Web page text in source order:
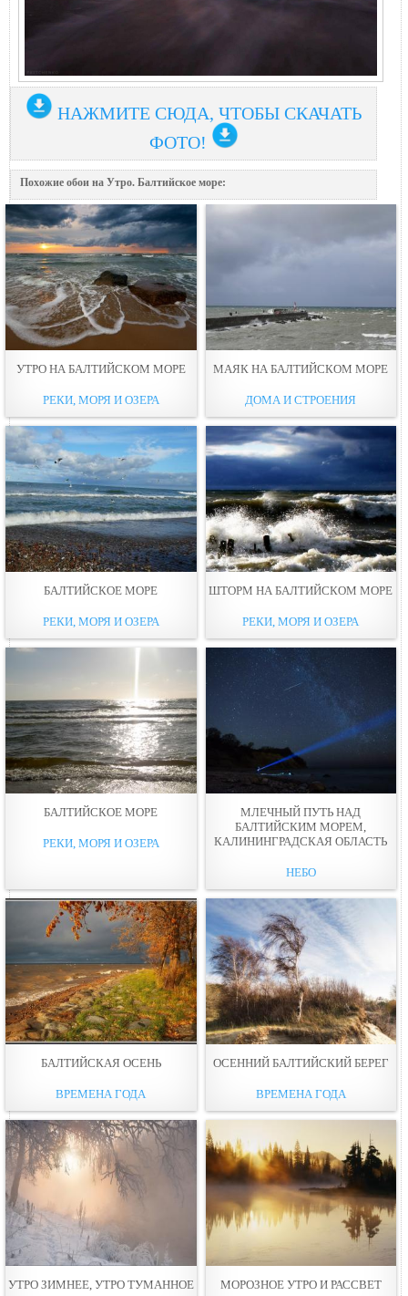
НАЖМИТЕ СЮДА, ЧТОБЫ СКАЧАТЬ
ФОТО!
Похожие обои на Утро. Балтийское море:
УТРО НА БАЛТИЙСКОМ МОРЕ
РЕКИ, МОРЯ И ОЗЕРА
МАЯК НА БАЛТИЙСКОМ МОРЕ
ДОМА И СТРОЕНИЯ
БАЛТИЙСКОЕ МОРЕ
РЕКИ, МОРЯ И ОЗЕРА
ШТОРМ НА БАЛТИЙСКОМ МОРЕ
РЕКИ, МОРЯ И ОЗЕРА
БАЛТИЙСКОЕ МОРЕ
РЕКИ, МОРЯ И ОЗЕРА
МЛЕЧНЫЙ ПУТЬ НАД
БАЛТИЙСКИМ МОРЕМ,
КАЛИНИНГРАДСКАЯ ОБЛАСТЬ
НЕБО
БАЛТИЙСКАЯ ОСЕНЬ
ВРЕМЕНА ГОДА
ОСЕННИЙ БАЛТИЙСКИЙ БЕРЕГ
ВРЕМЕНА ГОДА
УТРО ЗИМНЕЕ, УТРО ТУМАННОЕ МОРОЗНОЕ УТРО И РАССВЕТ